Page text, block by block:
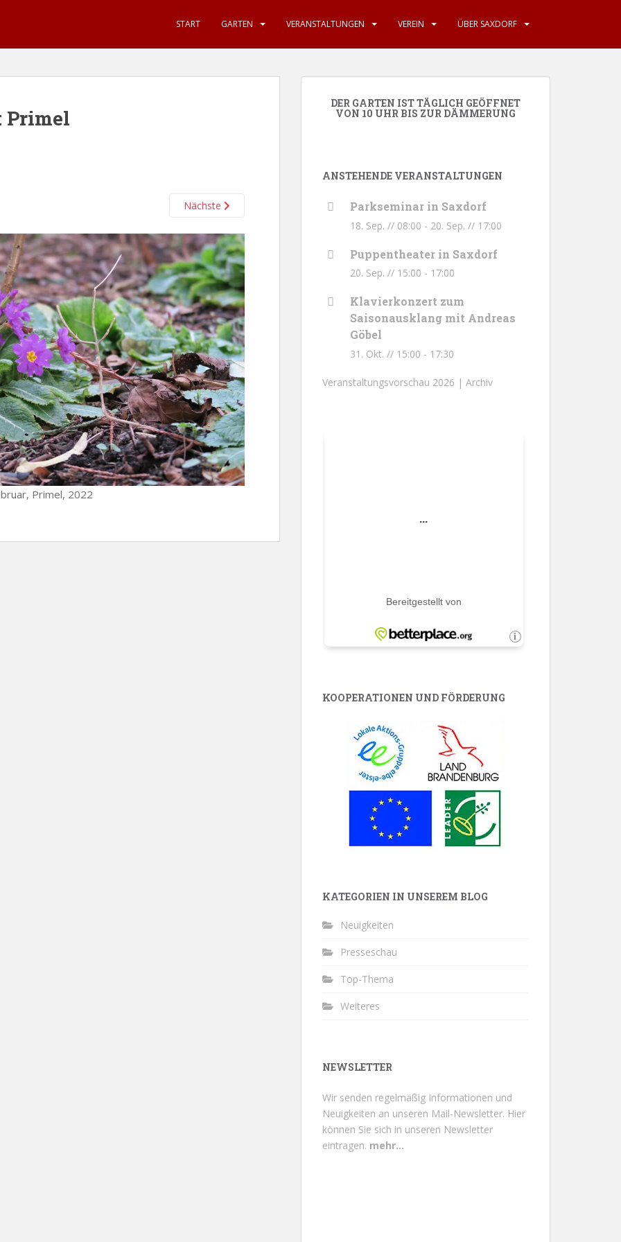
START GARTEN VERANSTALTUNGEN VEREIN ÜBER SAXDORF
Primel
Nächste
Primel, 2022
DER GARTEN IST TÄGLICH GEÖFFNET
VON 10 UHR BIS ZUR DÄMMERUNG
ANSTEHENDE VERANSTALTUNGEN
Parkseminar in Saxdorf
18. Sep. // 08:00 - 20. Sep. // 17:00
Puppentheater in Saxdorf
20. Sep. // 15:00 - 17:00
Klavierkonzert zum
Saisonausklang mit Andreas
Göbel
31. Okt. // 15:00 - 17:30
Veranstaltungsvorschau 2026 | Archiv
KOOPERATIONEN UND FÖRDERUNG
KATEGORIEN IN UNSEREM BLOG
Neuigkeiten
Presseschau
Top-Thema
Weiteres
NEWSLETTER
Wir senden regelmäßig Informationen und
Neuigkeiten an unseren Mail-Newsletter. Hier
können Sie sich in unseren Newsletter
eintragen. mehr...